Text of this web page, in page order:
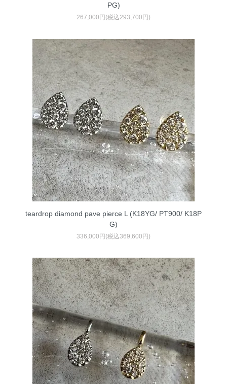
PG)
267,000円(税込293,700円)
teardrop diamond pave pierce L (K18YG/ PT900/ K18P
G)
336,000円(税込369,600円)